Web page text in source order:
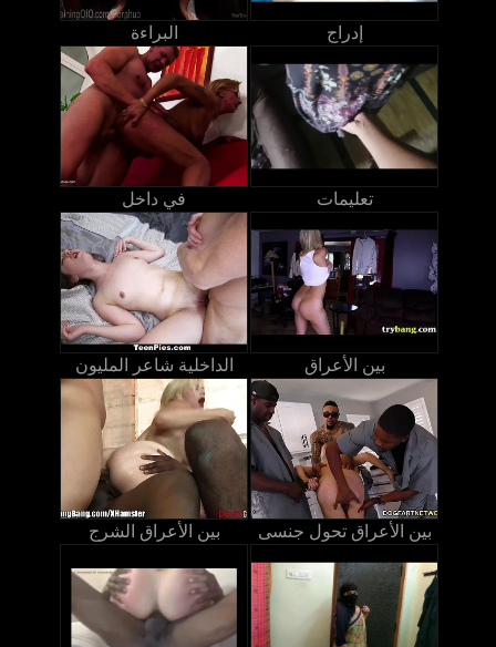
البراءة إدراج
في داخل تعليمات
الداخلية شاعر المليون بين الأعراق
بين الأعراق الشرج بين الأعراق تحول جنسى